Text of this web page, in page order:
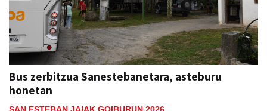
Bus zerbitzua Sanestebanetara, asteburu
honetan